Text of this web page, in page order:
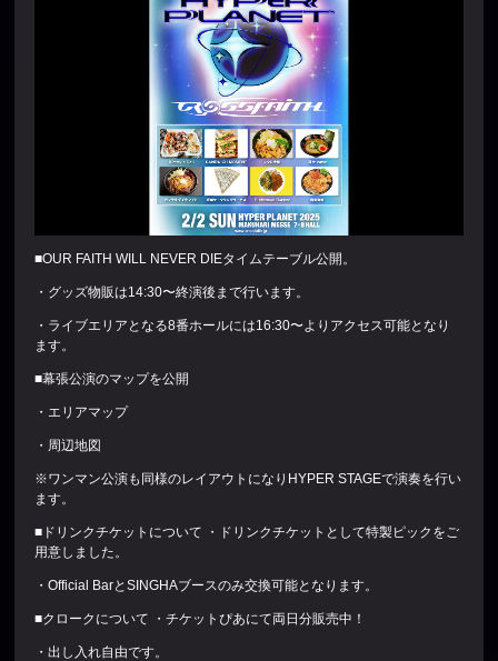
■OUR FAITH WILL NEVER DIEタイムテーブル公開。
・グッズ物販は14:30〜終演後まで行います。
・ライブエリアとなる8番ホールには16:30〜よりアクセス可能となり
ます。
■幕張公演のマップを公開
・エリアマップ
・周辺地図
※ワンマン公演も同様のレイアウトになりHYPER STAGEで演奏を行い
ます。
■ドリンクチケットについて ・ドリンクチケットとして特製ピックをご
用意しました。
・Official BarとSINGHAブースのみ交換可能となります。
■クロークについて ・チケットぴあにて両日分販売中！
・出し入れ自由です。